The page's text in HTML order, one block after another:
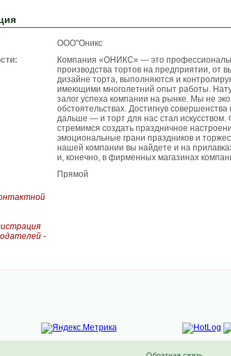
ООО"Оникс
Компания «ОНИКС» — это профессионалы
производства тортов на предприятии, от
дизайне торта, выполняются и
имеющими многолетний опыт работы.
залог успеха компании на рынке. Мы не
обстоятельствах. Достигнув
дальше — и торт для нас стал
стремимся создать праздничное
эмоциональные грани праздников и
нашей компании вы найдете и на
и, конечно, в фирменных магазинах
Прямой
-